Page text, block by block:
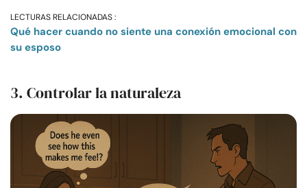
LECTURAS RELACIONADAS :
Qué hacer cuando no siente una conexión emocional con
su esposo
3. Controlar la naturaleza